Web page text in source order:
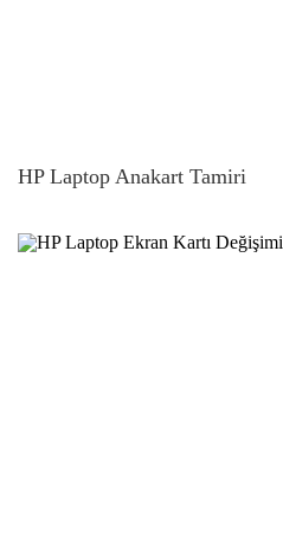
HP Laptop Anakart Tamiri